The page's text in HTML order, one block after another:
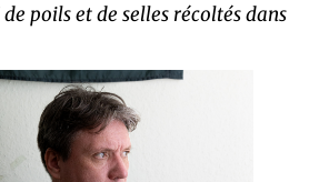
poils et de selles récoltés dans